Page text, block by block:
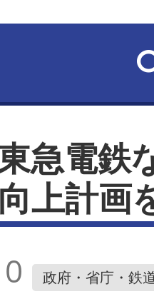
急電鉄
上計画
政府・省庁・鉄